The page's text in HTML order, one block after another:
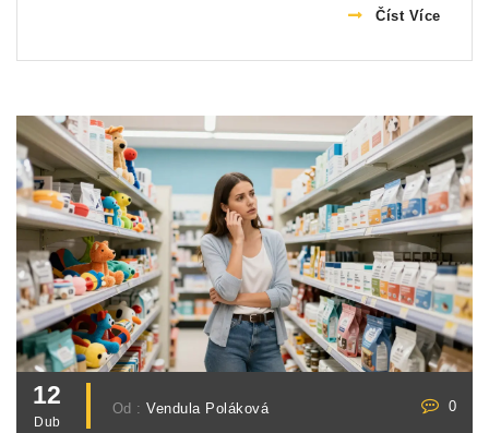
Číst Více
12
Dub
Od :Vendula Poláková 0